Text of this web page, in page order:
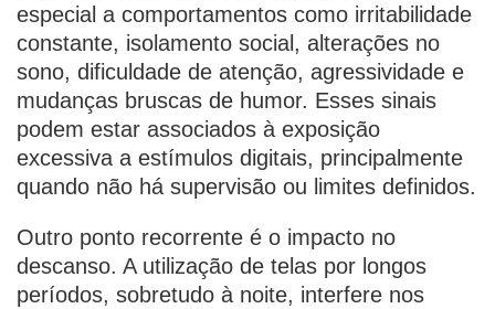
especial a comportamentos como irritabilidade
constante, isolamento social, alterações no
sono, dificuldade de atenção, agressividade e
mudanças bruscas de humor. Esses sinais
podem estar associados à exposição
excessiva a estímulos digitais, principalmente
quando não há supervisão ou limites definidos.
Outro ponto recorrente é o impacto no
descanso. A utilização de telas por longos
períodos, sobretudo à noite, interfere nos